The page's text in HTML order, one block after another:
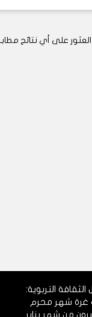
على أي نتائج
التربوية:
غرة شهر محرم
من شهر يناير